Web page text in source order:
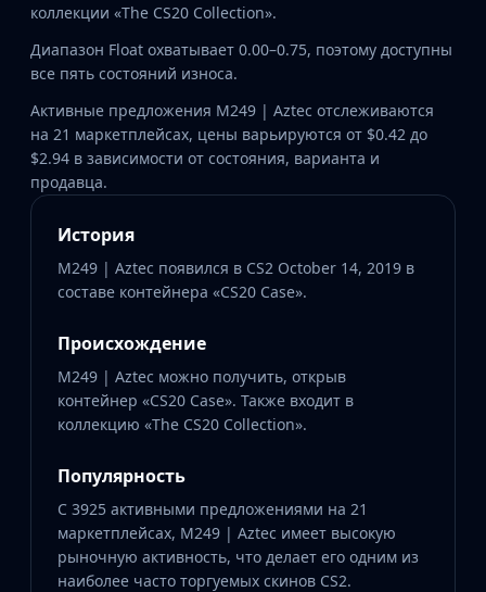
коллекции «The CS20 Collection».
Диапазон Float охватывает 0.00–0.75, поэтому доступны
все пять состояний износа.
Активные предложения M249 | Aztec отслеживаются
на 21 маркетплейсах, цены варьируются от $0.42 до
$2.94 в зависимости от состояния, варианта и
продавца.
История
M249 | Aztec появился в CS2 October 14, 2019 в
составе контейнера «CS20 Case».
Происхождение
M249 | Aztec можно получить, открыв
контейнер «CS20 Case». Также входит в
коллекцию «The CS20 Collection».
Популярность
С 3925 активными предложениями на 21
маркетплейсах, M249 | Aztec имеет высокую
рыночную активность, что делает его одним из
наиболее часто торгуемых скинов CS2.